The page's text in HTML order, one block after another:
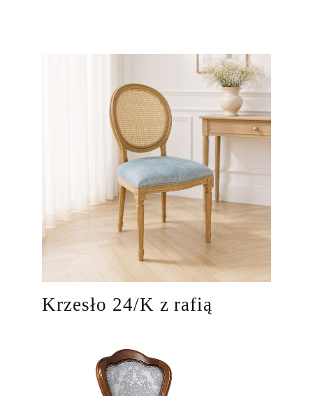
Krzesło 24/K z rafią